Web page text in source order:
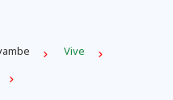
Vive